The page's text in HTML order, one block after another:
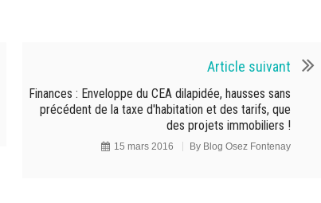
Article suivant
Finances : Enveloppe du CEA dilapidée, hausses sans
précédent de la taxe d'habitation et des tarifs, que
des projets immobiliers !
15 mars 2016 By Blog Osez Fontenay